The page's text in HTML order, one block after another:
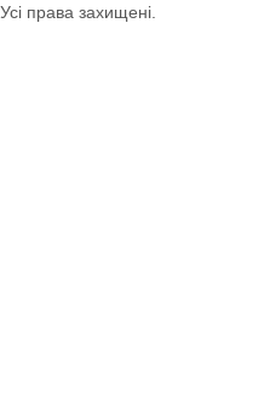
права захищені.